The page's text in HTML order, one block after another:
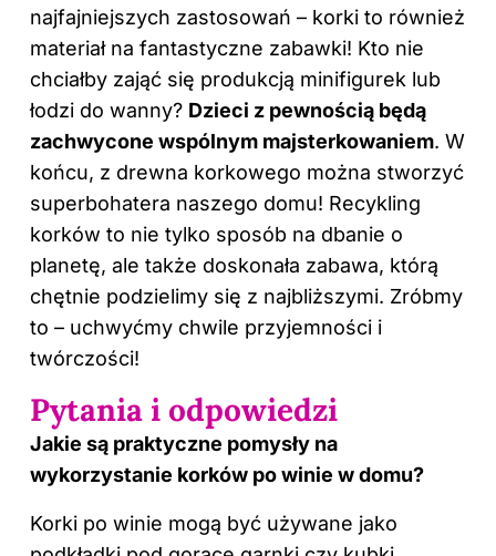
najfajniejszych zastosowań – korki to również
materiał na fantastyczne zabawki! Kto nie
chciałby zająć się produkcją minifigurek lub
łodzi do wanny? Dzieci z pewnością będą
zachwycone wspólnym majsterkowaniem. W
końcu, z drewna korkowego można stworzyć
superbohatera naszego domu! Recykling
korków to nie tylko sposób na dbanie o
planetę, ale także doskonała zabawa, którą
chętnie podzielimy się z najbliższymi. Zróbmy
to – uchwyćmy chwile przyjemności i
twórczości!
Pytania i odpowiedzi
Jakie są praktyczne pomysły na
wykorzystanie korków po winie w domu?
Korki po winie mogą być używane jako